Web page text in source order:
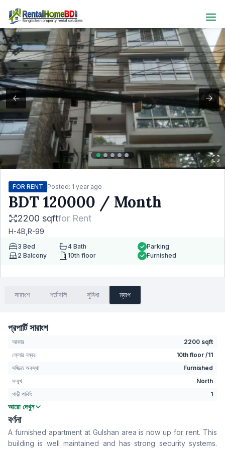
FOR RENT Posted: 1 year ago
BDT 120000 / Month
2200 sqftfor Rent
H-4B,R-99
3 Bed 4 Bath
2 Balcony 10th floor
Parking
Furnished
সারাংশ শর্তাবলি সুবিধা ম্যাপ
প্রপার্টি সারাংশ
আকার
2200 sqft
ফ্লোর নম্বর
10th floor /11
সজ্জিত অবস্থা
Furnished
সম্মুখ
North
গাড়ী পার্কিং
1
বেডরুম
বাথরুম
বসার রুম
No
Drawing Room
Yes
আরো দেখুন
বর্ণনা
A furnished apartment at Gulshan area is now up for rent. This
building is well maintained and has strong security systems.